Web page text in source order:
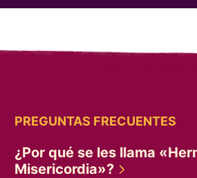
PREGUNTAS FRECUENTES
¿Por qué se les llama
Misericordia»?